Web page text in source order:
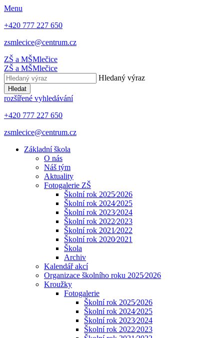
Menu
+420 777 227 650
zsmlecice@centrum.cz
ZŠ a MŠMlečice
ZŠ a MŠMlečice
Hledaný výraz
Hledat
rozšířené vyhledávání
+420 777 227 650
zsmlecice@centrum.cz
Základní škola
O nás
Náš tým
Aktuality
Fotogalerie ZŠ
Školní rok 2025⁄2026
Školní rok 2024⁄2025
Školní rok 2023⁄2024
Školní rok 2022⁄2023
Školní rok 2021⁄2022
Školní rok 2020⁄2021
Škola
Archiv
Kalendář akcí
Organizace školního roku 2025⁄2026
Kroužky
Fotogalerie
Školní rok 2025⁄2026
Školní rok 2024⁄2025
Školní rok 2023⁄2024
Školní rok 2022⁄2023